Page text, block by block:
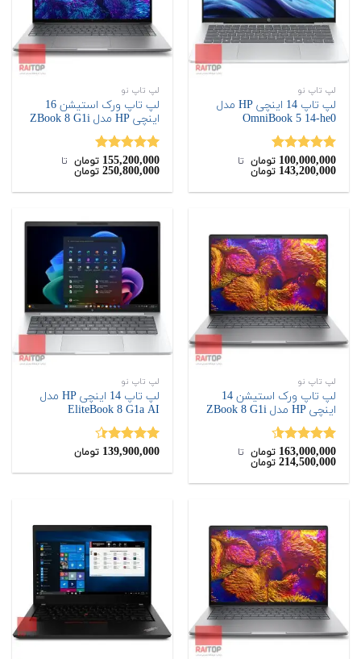
لپ تاپ نو
لپ تاپ 14 اینچی HP مدل
OmniBook 5 14-he0
نمره5.00
از 5
100,000,000 تومان ‌ تا ‌
143,200,000 تومان
لپ تاپ نو
لپ تاپ ورک استیشن 16
اینچی HP مدل ZBook 8 G1i
نمره5.00
از 5
155,200,000 تومان ‌ تا ‌
250,800,000 تومان
لپ تاپ نو
لپ تاپ ورک استیشن 14
اینچی HP مدل ZBook 8 G1i
نمره4.50
از 5
163,000,000 تومان ‌ تا ‌
214,500,000 تومان
لپ تاپ نو
لپ تاپ 14 اینچی HP مدل
EliteBook 8 G1a AI
نمره4.40
139,900,000 تومان